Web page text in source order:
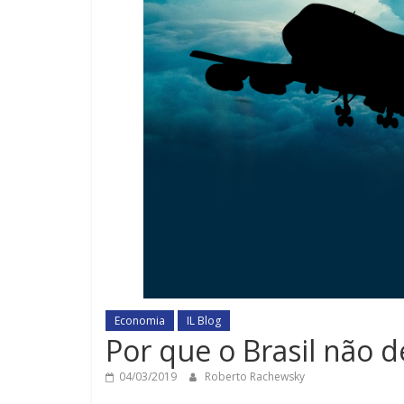
Economia IL Blog
Por que o Brasil não
04/03/2019 Roberto Rachewsky